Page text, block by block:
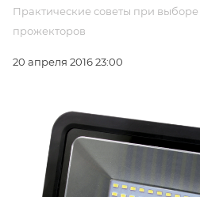
Практические советы при выборе
прожекторов
20 апреля 2016 23:00